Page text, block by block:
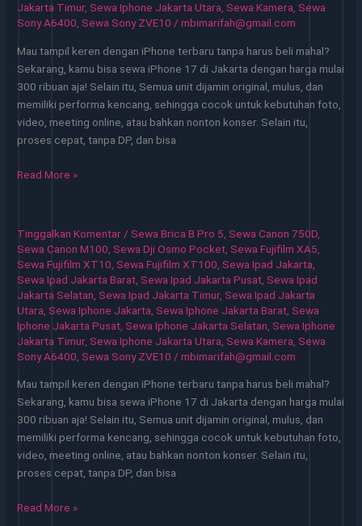
Jakarta Timur, Sewa Iphone Jakarta Utara, Sewa Kamera, Sewa
Sony A6400, Sewa Sony ZVE10 /mbimarifah@gmail.com
Mau tampil keren dengan iPhone terbaru tanpa harus beli mahal?
Sekarang, kamu bisa sewa iPhone 17 di Jakarta dengan harga mulai
300 ribuan aja! Selain itu, Semua unit dijamin original, mulus, dan
memiliki performa kencang, sehingga cocok untuk kebutuhan foto,
video, meeting online, atau bahkan nonton konser. Selain itu,
proses cepat, tanpa DP, dan bisa
Sewa
Cepat
untuk
Kebutuhan
Kerja
Read More »
Tinggalkan Komentar / Sewa Brica B Pro 5 Sewa Canon 750D
Sewa Canon M100 Sewa Dji Osmo Pocket Sewa Fujifilm XA5
Sewa Fujifilm XT10 Sewa Fujifilm XT100 Sewa Ipad Jakarta
Sewa Ipad Jakarta Barat Sewa Ipad Jakarta Pusat Sewa Ipad
Jakarta Selatan Sewa Ipad Jakarta Timur, Sewa Ipad Jakarta
Utara Sewa Iphone Jakarta Sewa Iphone Jakarta Barat Sewa
Iphone Jakarta Pusat Sewa Iphone Jakarta Selatan Sewa Iphone
Jakarta Timur, Sewa Iphone Jakarta Utara Sewa Kamera Sewa
Sony A6400 Sewa Sony ZVE10 /mbimarifah@gmail.com
Mau tampil keren dengan iPhone terbaru tanpa harus beli mahal?
Sekarang, kamu bisa sewa iPhone 17 di Jakarta dengan harga mulai
300 ribuan aja! Selain itu, Semua unit dijamin original, mulus, dan
memiliki performa kencang, sehingga cocok untuk kebutuhan foto,
video, meeting online, atau bahkan nonton konser. Selain itu,
proses cepat, tanpa DP, dan bisa
Sewa
Read More »